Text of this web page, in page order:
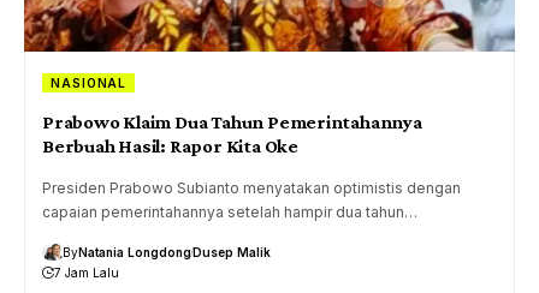
NASIONAL
Prabowo Klaim Dua Tahun Pemerintahannya
Berbuah Hasil: Rapor Kita Oke
Presiden Prabowo Subianto menyatakan optimistis dengan
capaian pemerintahannya setelah hampir dua tahun…
ByNatania LongdongDusep Malik
7 Jam Lalu